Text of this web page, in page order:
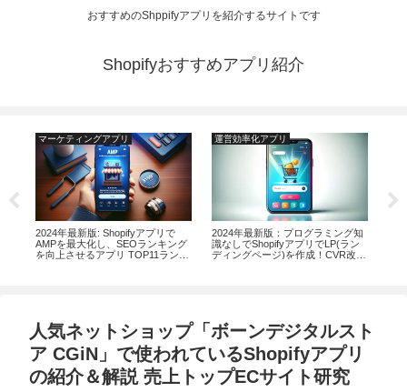
おすすめのShppifyアプリを紹介するサイトです
Shopifyおすすめアプリ紹介
マーケティングアプリ
2024年最新版: Shopifyアプリで
AMPを最大化し、SEOランキング
を向上させるアプリ TOP11ランキ
運営効率化アプリ
2024年最新版：プログラミング知
識なしでShopifyアプリでLP(ラン
ディングページ)を作成！CVR改善
人気ネットショップ「ボーンデジタルスト
ア CGiN」で使われているShopifyアプリ
の紹介＆解説 売上トップECサイト研究